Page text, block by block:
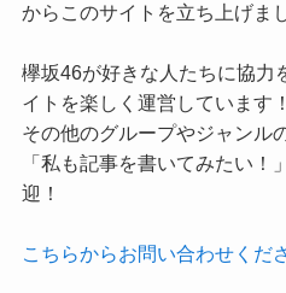
からこのサイトを立ち上げま
欅坂46が好きな人たちに協力
イトを楽しく運営しています！
その他のグループやジャンル
「私も記事を書いてみたい！
迎！
こちらからお問い合わせくだ